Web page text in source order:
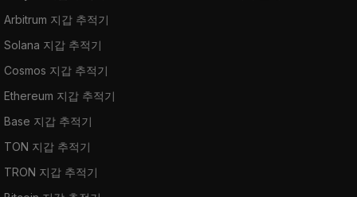
Arbitrum 지갑 추적기
Solana 지갑 추적기
Cosmos 지갑 추적기
Ethereum 지갑 추적기
Base 지갑 추적기
TON 지갑 추적기
TRON 지갑 추적기